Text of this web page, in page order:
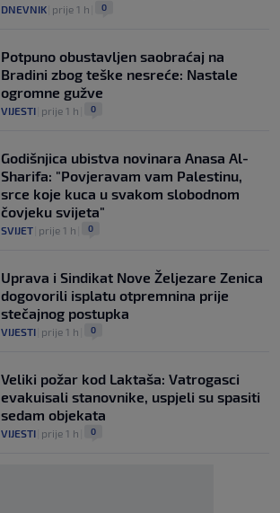
DNEVNIK prije 1 h 0
Potpuno obustavljen saobraćaj na
Bradini zbog teške nesreće: Nastale
ogromne gužve
VIJESTI prije 1 h 0
Godišnjica ubistva novinara Anasa Al-
Sharifa: "Povjeravam vam Palestinu,
srce koje kuca u svakom slobodnom
čovjeku svijeta"
SVIJET prije 1 h 0
Uprava i Sindikat Nove Željezare Zenica
dogovorili isplatu otpremnina prije
stečajnog postupka
VIJESTI prije 1 h 0
Veliki požar kod Laktaša: Vatrogasci
evakuisali stanovnike, uspjeli su spasiti
sedam objekata
VIJESTI prije 1 h 0